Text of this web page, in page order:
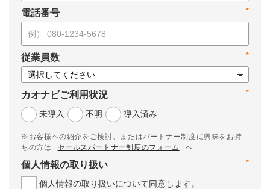
*
電話番号
*
従業員数
*
カオナビご利用状況
未導入
不明 導入済み
※お客様への紹介をご検討、またはパートナー制度に興味をお持
ちの方は
セールスパートナー制度のフォーム
へ
*
個人情報の取り扱い
個人情報の取り扱いについて同意します。